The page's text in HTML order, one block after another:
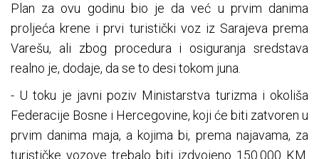
Plan za ovu godinu bio je da već u prvim danima
proljeća krene i prvi turistički voz iz Sarajeva prema
Varešu, ali zbog procedura i osiguranja sredstava
realno je, dodaje, da se to desi tokom juna.
- U toku je javni poziv Ministarstva turizma i okoliša
Federacije Bosne i Hercegovine, koji će biti zatvoren u
prvim danima maja, a kojima bi, prema najavama, za
turističke vozove trebalo biti izdvojeno 150.000 KM.